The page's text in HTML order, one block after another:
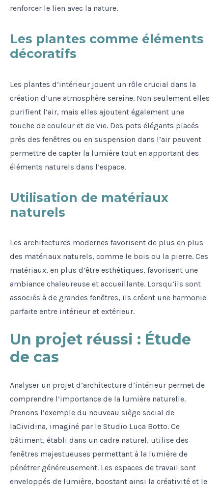
renforcer le lien avec la nature.
Les plantes comme éléments
décoratifs
Les plantes d’intérieur jouent un rôle crucial dans la
création d’une atmosphère sereine. Non seulement elles
purifient l’air, mais elles ajoutent également une
touche de couleur et de vie. Des pots élégants placés
près des fenêtres ou en suspension dans l’air peuvent
permettre de capter la lumière tout en apportant des
éléments naturels dans l’espace.
Utilisation de matériaux
naturels
Les architectures modernes favorisent de plus en plus
des matériaux naturels, comme le bois ou la pierre. Ces
matériaux, en plus d’être esthétiques, favorisent une
ambiance chaleureuse et accueillante. Lorsqu’ils sont
associés à de grandes fenêtres, ils créent une harmonie
parfaite entre intérieur et extérieur.
Un projet réussi : Étude
de cas
Analyser un projet d’architecture d’intérieur permet de
comprendre l’importance de la lumière naturelle.
Prenons l’exemple du nouveau siège social de
laCividina, imaginé par le Studio Luca Botto. Ce
bâtiment, établi dans un cadre naturel, utilise des
fenêtres majestueuses permettant à la lumière de
pénétrer généreusement. Les espaces de travail sont
enveloppés de lumière, boostant ainsi la créativité et le